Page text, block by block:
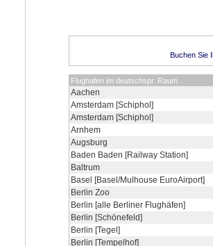
Buchen Sie
Flughafen im deutschspr. Raum
Aachen
Amsterdam [Schiphol]
Amsterdam [Schiphol]
Arnhem
Augsburg
Baden Baden [Railway Station]
Baltrum
Basel [Basel/Mulhouse EuroAirport]
Berlin Zoo
Berlin [alle Berliner Flughäfen]
Berlin [Schönefeld]
Berlin [Tegel]
Berlin [Tempelhof]